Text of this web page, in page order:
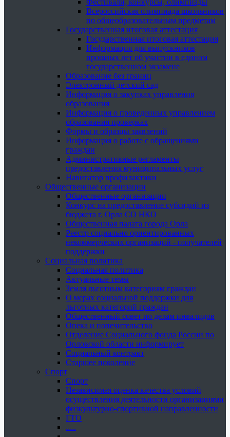
Фестивали, конкурсы, олимпиады
Всероссийская олимпиада школьников
по общеобразовательным предметам
Государственная итоговая аттестация
Государственная итоговая аттестация
Информация для выпускников
прошлых лет об участии в едином
государственном экзамене
Образование без границ
Электронный детский сад
Информация о закупках управления
образования
Информация о проведенных управлением
образования проверках
Формы и образцы заявлений
Информация о работе с обращениями
граждан
Административные регламенты
предоставления муниципальных услуг
Навигатор профилактики
Общественные организации
Общественные организации
Конкурс на предоставление субсидий из
бюджета г. Орла СО НКО
Общественная палата города Орла
Реестр социально ориентированных
некоммерческих организаций - получателей
поддержки
Социальная политика
Социальная политика
Актуальные темы
Земля льготным категориям граждан
О мерах социальной поддержки для
льготных категорий граждан
Общественный совет по делам инвалидов
Опека и попечительство
Отделение Социального фонда России по
Орловской области информирует
Социальный контракт
Старшее поколение
Спорт
Спорт
Независимая оценка качества условий
осуществления деятельности организациями
физкультурно-спортивной направленности
ГТО
.....